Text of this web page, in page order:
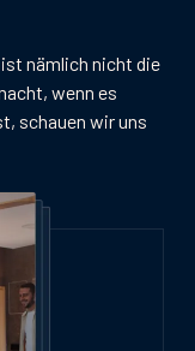
nämlich nicht die
wenn es
schauen wir uns